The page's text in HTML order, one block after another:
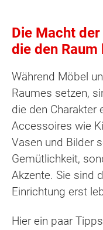
Die Macht
die den Raum
Während Möbel
Raumes setzen,
die den Charakter
Accessoires wie
Vasen und Bilder
Gemütlichkeit,
Akzente. Sie sind
Einrichtung erst
Hier ein paar